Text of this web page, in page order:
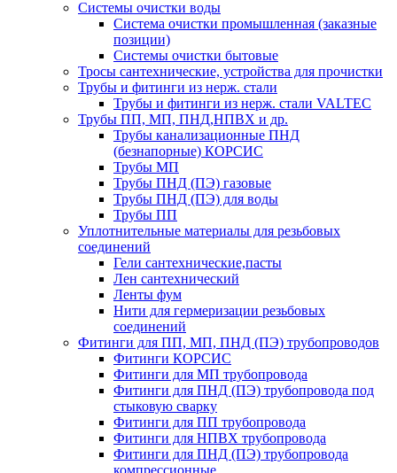
Системы очистки воды
Система очистки промышленная (заказные
позиции)
Системы очистки бытовые
Тросы сантехнические, устройства для прочистки
Трубы и фитинги из нерж. стали
Трубы и фитинги из нерж. стали VALTEC
Трубы ПП, МП, ПНД,НПВХ и др.
Трубы канализационные ПНД
(безнапорные) КОРСИС
Трубы МП
Трубы ПНД (ПЭ) газовые
Трубы ПНД (ПЭ) для воды
Трубы ПП
Уплотнительные материалы для резьбовых
соединений
Гели сантехнические,пасты
Лен сантехнический
Ленты фум
Нити для гермеризации резьбовых
соединений
Фитинги для ПП, МП, ПНД (ПЭ) трубопроводов
Фитинги КОРСИС
Фитинги для МП трубопровода
Фитинги для ПНД (ПЭ) трубопровода под
стыковую сварку
Фитинги для ПП трубопровода
Фитинги для НПВХ трубопровода
Фитинги для ПНД (ПЭ) трубопровода
компрессионные